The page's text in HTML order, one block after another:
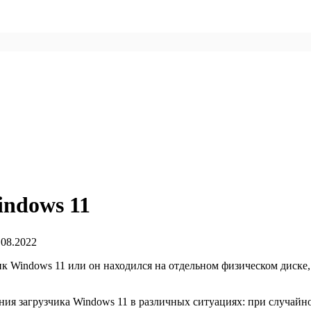
11
Windows 11 или он находился на отдельном физическом
загрузчика Windows 11 в различных ситуациях: при